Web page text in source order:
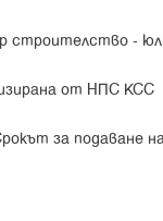
строителство -
от НПС КСС
за подаване